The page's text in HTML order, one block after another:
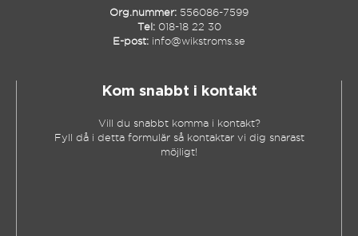
Org.nummer: 556086-7599
Tel: 018-18 22 30
E-post: info@wikstroms.se
Kom snabbt i kontakt
Vill du snabbt komma i kontakt?
Fyll då i detta formulär så kontaktar vi dig snarast
möjligt!